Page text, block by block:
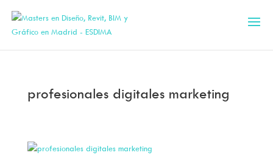
profesionales digitales marketing